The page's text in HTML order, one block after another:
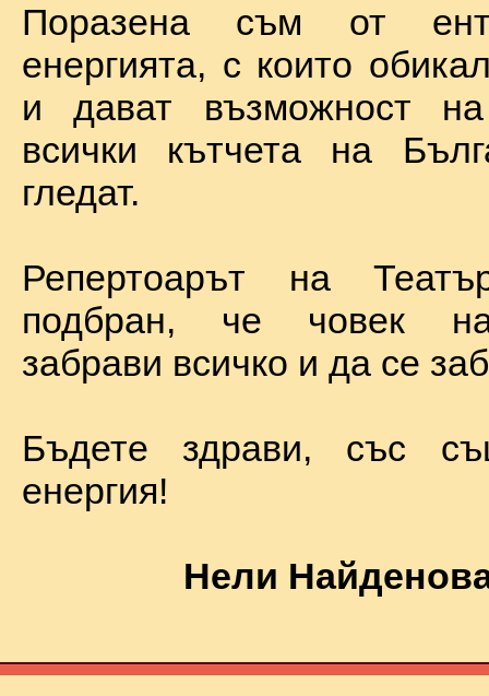
Поразена съм от
енергията, с които
и дават възможност
всички кътчета на
гледат.
Репертоарът на
подбран, че човек
забрави всичко и да се
Бъдете здрави, със
енергия!
Нели